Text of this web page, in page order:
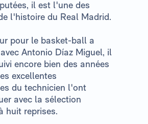
il est l'une des
l'histoire du Real Madrid.
pour le basket-ball a
Antonio Díaz Miguel, il
encore bien des années
excellentes
du technicien l'ont
avec la sélection
huit reprises.